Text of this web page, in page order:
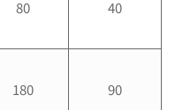
80 40
180 90